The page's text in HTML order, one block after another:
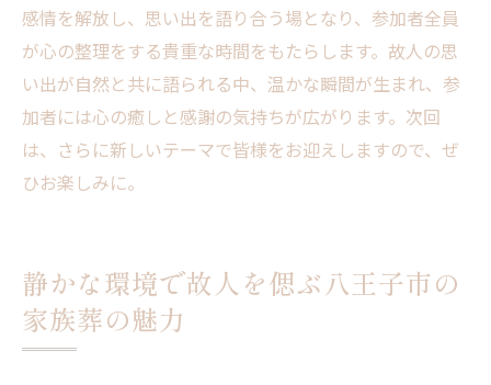
感情を解放し、思い出を語り合う場となり、参加者全員
が心の整理をする貴重な時間をもたらします。故人の思
い出が自然と共に語られる中、温かな瞬間が生まれ、参
加者には心の癒しと感謝の気持ちが広がります。次回
は、さらに新しいテーマで皆様をお迎えしますので、ぜ
ひお楽しみに。
静かな環境で故人を偲ぶ八王子市の
家族葬の魅力